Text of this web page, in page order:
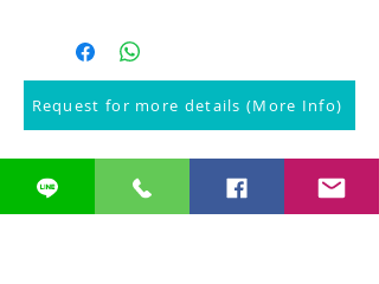
Request for more details (More Info)
Related
Products